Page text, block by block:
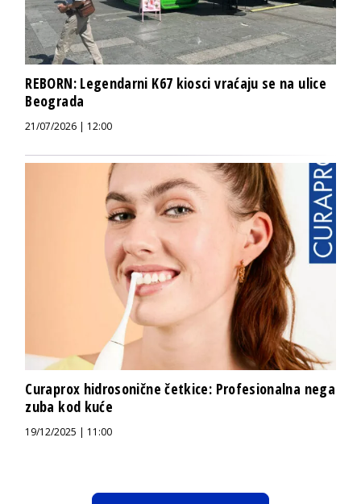
REBORN: Legendarni K67 kiosci vraćaju se na ulice
Beograda
21/07/2026 | 12:00
Curaprox hidrosonične četkice: Profesionalna nega
zuba kod kuće
19/12/2025 | 11:00